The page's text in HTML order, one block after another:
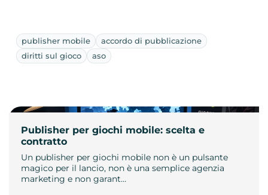
publisher mobile
accordo di pubblicazione
diritti sul gioco
aso
Publisher per giochi mobile: scelta e
contratto
Un publisher per giochi mobile non è un pulsante
magico per il lancio, non è una semplice agenzia
marketing e non garant…